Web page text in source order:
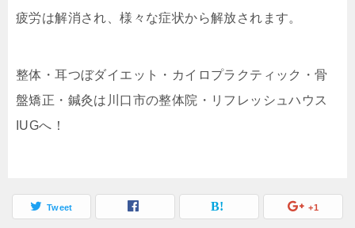
疲労は解消され、様々な症状から解放されます。
整体・耳つぼダイエット・カイロプラクティック・骨
盤矯正・鍼灸は川口市の整体院・リフレッシュハウス
IUGへ！
Tweet +1